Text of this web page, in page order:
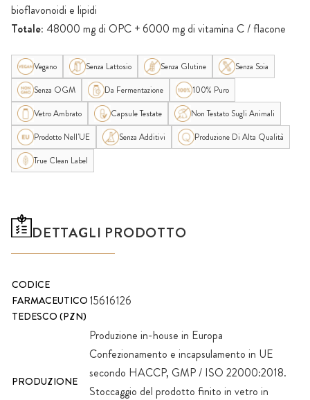
bioflavonoidi e lipidi
Totale: 48000 mg di OPC + 6000 mg di vitamina C / flacone
Vegano Senza Lattosio Senza Glutine
Senza Soia
Senza OGM
Da Fermentazione
100% Puro
Vetro Ambrato
Capsule Testate
Non Testato Sugli Animali
Prodotto Nell'UE
Senza Additivi
Produzione Di Alta Qualità
True Clean Label
DETTAGLI PRODOTTO
CODICE
FARMACEUTICO
TEDESCO (PZN)
15616126
PRODUZIONE
Produzione in-house in Europa
Confezionamento e incapsulamento in UE
secondo HACCP, GMP / ISO 22000:2018.
Stoccaggio del prodotto finito in vetro in